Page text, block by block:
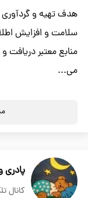
هدف تهیه و
سلامت و افزایش
منابع معتبر
می...
کانال